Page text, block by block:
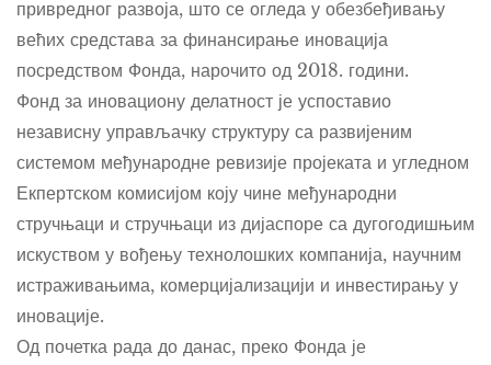
привредног развоја, што се огледа у обезбеђивању
већих средстава за финансирање иновација
посредством Фонда, нарочито од 2018. години.
Фонд за иновациону делатност је успоставио
независну управљачку структуру са развијеним
системом међународне ревизије пројеката и угледном
Екпертском комисијом коју чине међународни
стручњаци и стручњаци из дијаспоре са дугогодишњим
искуством у вођењу технолошких компанија, научним
истраживањима, комерцијализацији и инвестирању у
иновације.
Од почетка рада до данас, преко Фонда је